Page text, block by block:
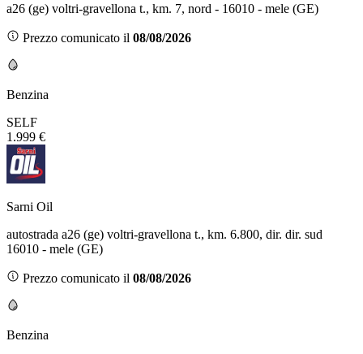
a26 (ge) voltri-gravellona t., km. 7, nord - 16010 - mele (GE)
Prezzo comunicato il 08/08/2026
Benzina
SELF
1.999 €
Sarni Oil
autostrada a26 (ge) voltri-gravellona t., km. 6.800, dir. dir. sud
16010 - mele (GE)
Prezzo comunicato il 08/08/2026
Benzina